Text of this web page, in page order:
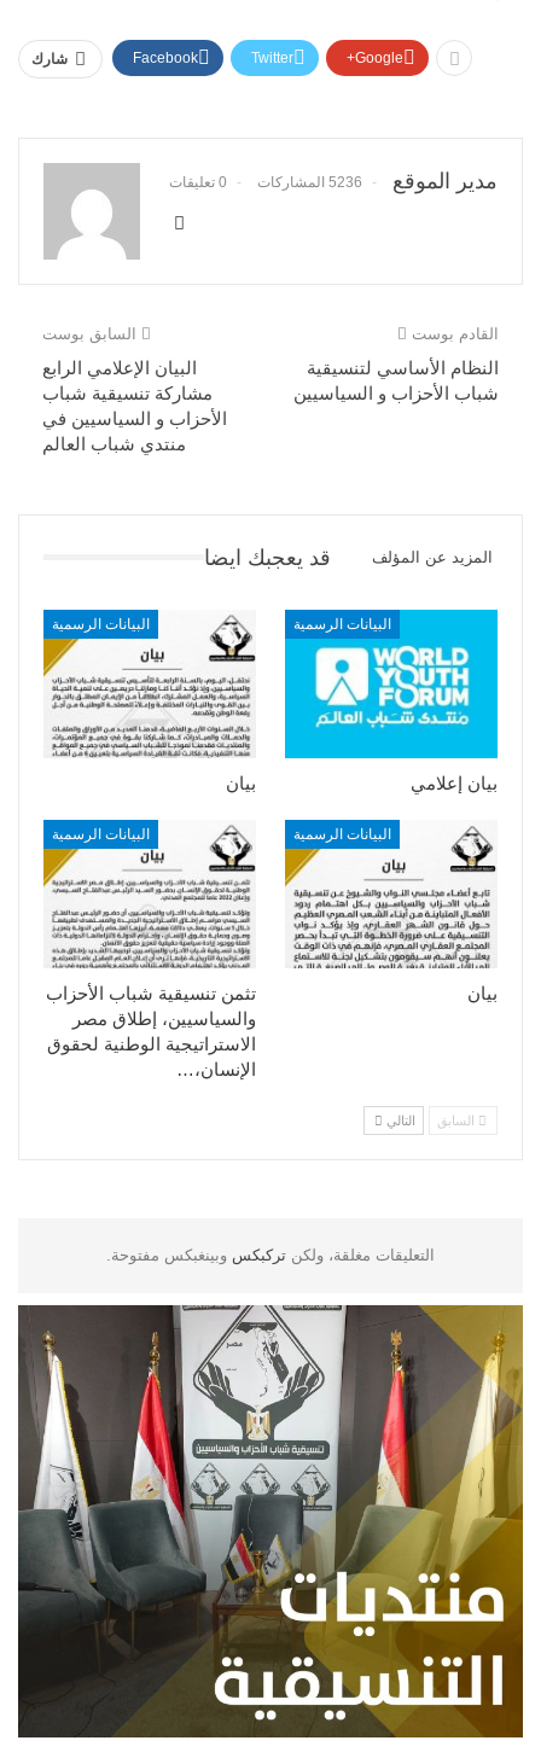
شارك Facebook Twitter Google+
مدير الموقع 5236 المشاركات 0 تعليقات
السابق بوست
البيان الإعلامي الرابع
مشاركة تنسيقية شباب
الأحزاب و السياسيين في
منتدي شباب العالم
القادم بوست
النظام الأساسي لتنسيقية
شباب الأحزاب و السياسيين
قد يعجبك ايضا المزيد عن المؤلف
البيانات الرسمية
بيان
البيانات الرسمية
بيان إعلامي
البيانات الرسمية
تثمن تنسيقية شباب الأحزاب
والسياسيين، إطلاق مصر
الاستراتيجية الوطنية لحقوق
الإنسان،…
البيانات الرسمية
بيان
السابق التالي
التعليقات مغلقة، ولكن تركبكس وبينغبكس مفتوحة.